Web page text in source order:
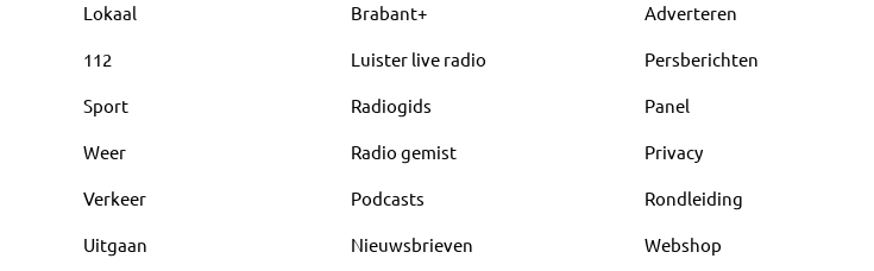
Lokaal
112
Sport
Weer
Verkeer
Uitgaan
Brabant+
Luister live radio
Radiogids
Radio gemist
Podcasts
Nieuwsbrieven
Adverteren
Persberichten
Panel
Privacy
Rondleiding
Webshop